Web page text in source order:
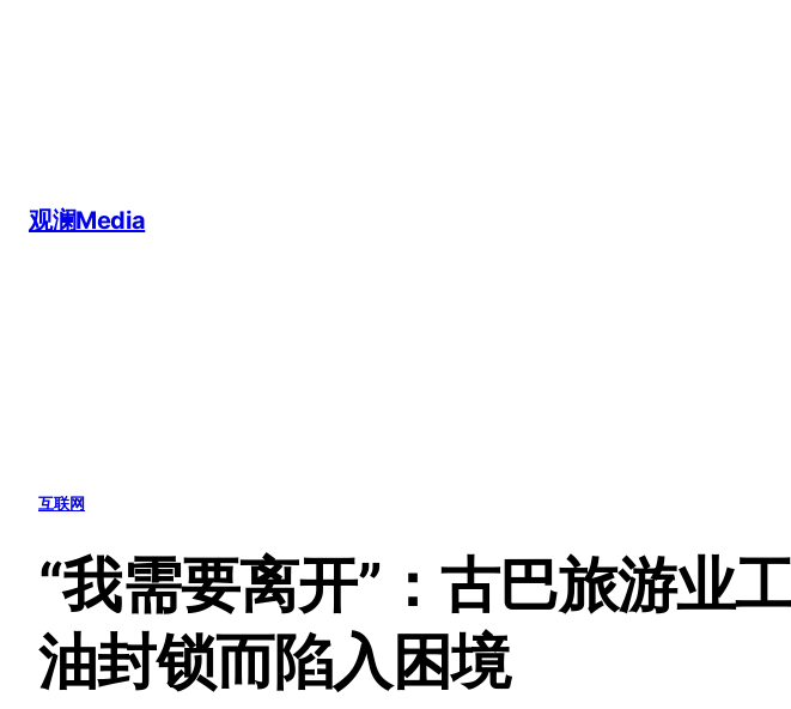
观澜Media
互联网
“我需要离开”：古巴旅游业
油封锁而陷入困境